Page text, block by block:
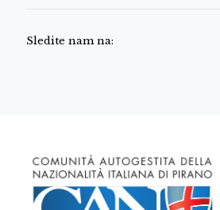
Sledite nam na: